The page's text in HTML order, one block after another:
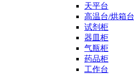
天平台
高温台/烘箱台
试剂柜
器皿柜
气瓶柜
药品柜
工作台